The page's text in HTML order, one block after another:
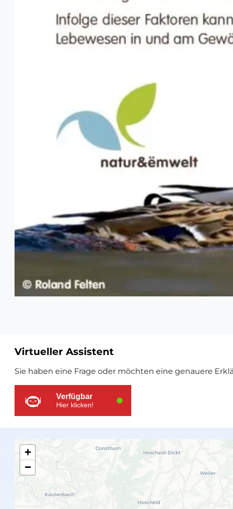
Zusätzliche
Ressourcen
Virtueller Assistent
Sie haben eine Frage oder möchten eine genauere
Verfügbar
Hier klicken!
+
−